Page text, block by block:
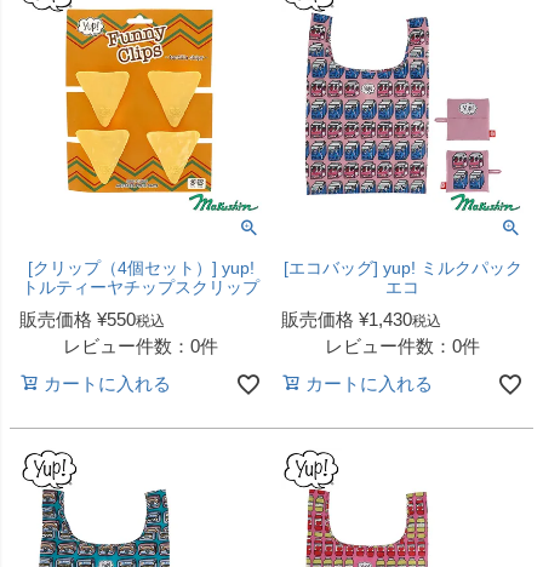
[クリップ（4個セット）] yup!
トルティーヤチップスクリップ
販売価格 ¥550税込
レビュー件数：0件
カートに入れる
[エコバッグ] yup! ミルクパック
エコ
販売価格 ¥1,430税込
レビュー件数：0件
カートに入れる